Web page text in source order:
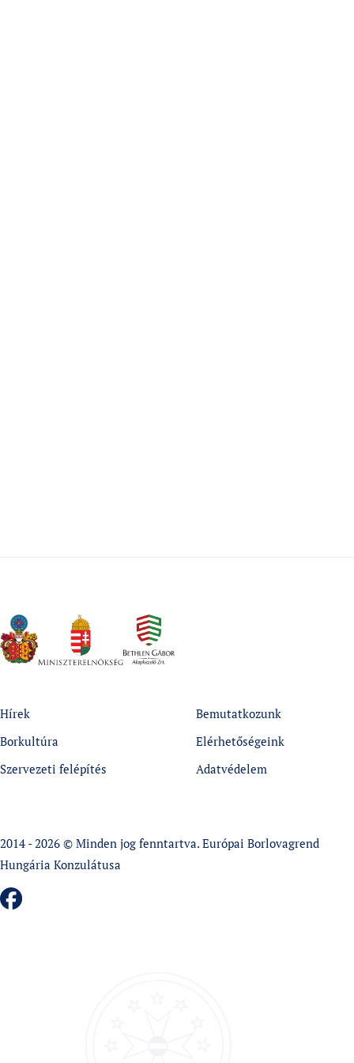
Hírek
Borkultúra
Szervezeti felépítés
Bemutatkozunk
Elérhetőségeink
Adatvédelem
2014 - 2026 © Minden jog fenntartva. Európai Borlovagrend
Hungária Konzulátusa